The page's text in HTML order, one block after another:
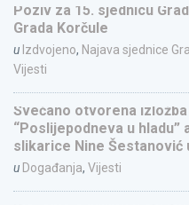
Poziv za 15. sjednicu
Grada Korčule
u Izdvojeno, Najava sjednice
Vijesti
Svečano otvorena izložba
“Poslijepodneva u hladu”
slikarice Nine Šestanović
u Događanja, Vijesti